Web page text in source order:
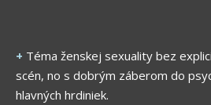
+ Téma ženskej sexuality bez
scén, no s dobrým záberom do
hlavných hrdiniek.